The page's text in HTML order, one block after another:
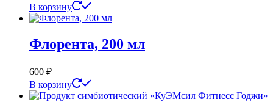
В корзину
Флорента, 200 мл
600 ₽
В корзину